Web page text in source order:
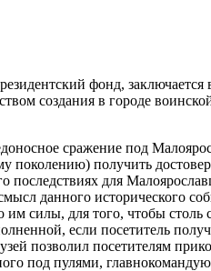
фонд,
создания в городе
сражение под
получить
последствиях для
данного исторического
силы, для того, чтобы
если посетитель
позволил посетителям
под пулями,